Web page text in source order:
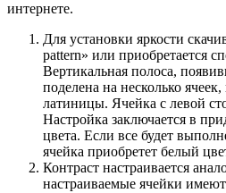
интернете.
Для установки яркости
pattern» или приобретается
Вертикальная полоса,
поделена на несколько
латиницы. Ячейка с левой
Настройка заключается в
цвета. Если все будет
ячейка приобретет белый
Контраст настраивается
настраиваемые ячейки